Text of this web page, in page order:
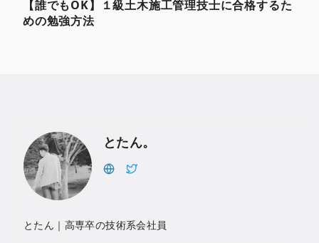
【誰でもOK】１級土木施工管理技士に合格するた
めの勉強方法
とたん。
とたん｜高専卒の技術系会社員